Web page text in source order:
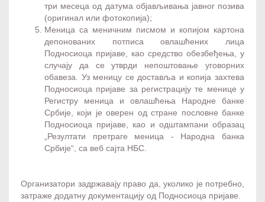
три месеца од датума објављивања јавног позива
(оригинал или фотокопија);
Меница са меничним писмом и копијом картона
депонованих потписа овлашћених лица
Подносиоца пријаве, као средство обезбеђења, у
случају да се утврди непоштовање уговорних
обавеза. Уз меницу се доставља и копија захтева
Подносиоца пријаве за регистрацију те менице у
Регистру меница и овлашћења Народне банке
Србије, који је оверен од стране пословне банке
Подносиоца пријаве, као и одштампани образац
„Резултати претраге меница - Народна банка
Србије“, са веб сајта НБС.
Организатори задржавају право да, уколико је потребно,
затраже додатну документацију од Подносиоца пријаве.